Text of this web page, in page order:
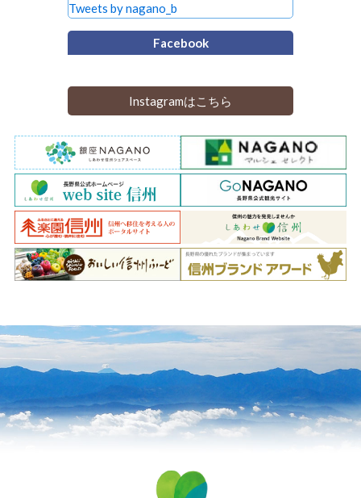
Tweets by nagano_b
Facebook
Instagramはこちら